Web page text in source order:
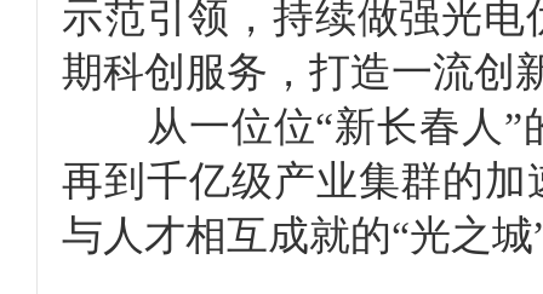
示范引领，持续做强光
期科创服务，打造一流创
从一位位“新长春人”
再到千亿级产业集群的
与人才相互成就的“光之